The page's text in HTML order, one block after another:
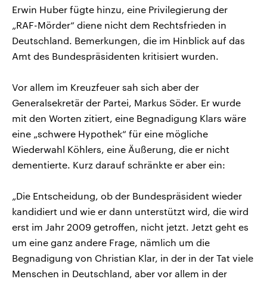
Erwin Huber fügte hinzu, eine Privilegierung der
„RAF-Mörder“ diene nicht dem Rechtsfrieden in
Deutschland. Bemerkungen, die im Hinblick auf das
Amt des Bundespräsidenten kritisiert wurden.
Vor allem im Kreuzfeuer sah sich aber der
Generalsekretär der Partei, Markus Söder. Er wurde
mit den Worten zitiert, eine Begnadigung Klars wäre
eine „schwere Hypothek“ für eine mögliche
Wiederwahl Köhlers, eine Äußerung, die er nicht
dementierte. Kurz darauf schränkte er aber ein:
„Die Entscheidung, ob der Bundespräsident wieder
kandidiert und wie er dann unterstützt wird, die wird
erst im Jahr 2009 getroffen, nicht jetzt. Jetzt geht es
um eine ganz andere Frage, nämlich um die
Begnadigung von Christian Klar, in der in der Tat viele
Menschen in Deutschland, aber vor allem in der